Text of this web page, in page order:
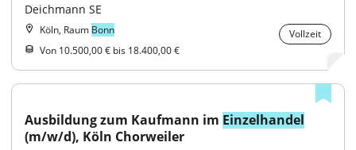
Deichmann SE
Köln, Raum Bonn
Vollzeit
Von 10.500,00 € bis 18.400,00 €
Ausbildung zum Kaufmann im Einzelhandel
(m/w/d), Köln Chorweiler